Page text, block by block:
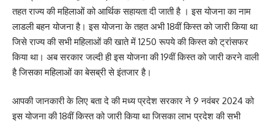
तहत राज्य की महिलाओं को आर्थिक सहायता दी जाती है । इस योजना का नाम
लाडली बहन योजना है। इस योजना के तहत अभी 18वीं किस्त को जारी किया था
जिसे राज्य की सभी महिलाओं की खाते में 1250 रूपये की किस्त को ट्रांसफर
किया था। अब सरकार जल्दी ही इस योजना की 19वीं किस्त को जारी करने वाली
है जिसका महिलाओं का बेसब्री से इंतजार है।
आपकी जानकारी के लिए बता दे की मध्य प्रदेश सरकार ने 9 नवंबर 2024 को
इस योजना की 18वीं किस्त को जारी किया था जिसका लाभ प्रदेश की सभी